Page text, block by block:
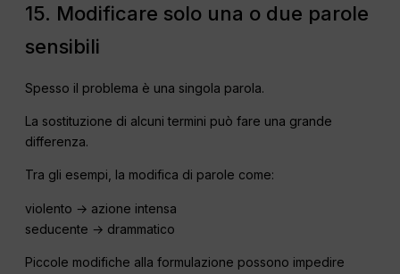
15. Modificare solo una o due parole
sensibili
Spesso il problema è una singola parola.
La sostituzione di alcuni termini può fare una grande
differenza.
Tra gli esempi, la modifica di parole come:
violento → azione intensa
seducente → drammatico
Piccole modifiche alla formulazione possono impedire